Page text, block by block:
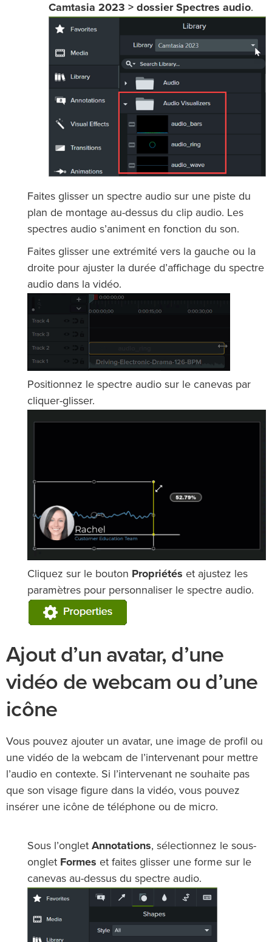
Camtasia 2023 > dossier Spectres audio.
Faites glisser un spectre audio sur une piste du
plan de montage au-dessus du clip audio. Les
spectres audio s’animent en fonction du son.
Faites glisser une extrémité vers la gauche ou la
droite pour ajuster la durée d’affichage du spectre
audio dans la vidéo.
Positionnez le spectre audio sur le canevas par
cliquer-glisser.
Cliquez sur le bouton Propriétés et ajustez les
paramètres pour personnaliser le spectre audio.
Ajout d’un avatar, d’une
vidéo de webcam ou d’une
icône
Vous pouvez ajouter un avatar, une image de profil ou
une vidéo de la webcam de l’intervenant pour mettre
l’audio en contexte. Si l’intervenant ne souhaite pas
que son visage figure dans la vidéo, vous pouvez
insérer une icône de téléphone ou de micro.
Sous l’onglet Annotations, sélectionnez le sous-
onglet Formes et faites glisser une forme sur le
canevas au-dessus du spectre audio.